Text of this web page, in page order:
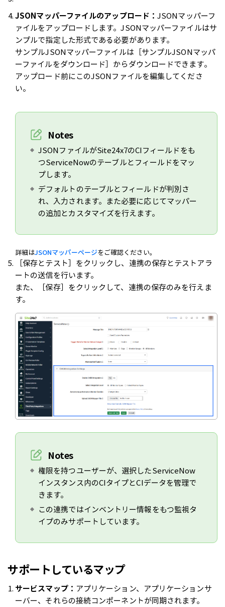
JSONマッパーファイルのアップロード： JSONマッパーフ
ァイルをアップロードします。JSONマッパーファイルはサ
ンプルで指定した形式である必要があります。
サンプルJSONマッパーファイルは［サンプルJSONマッパ
ーファイルをダウンロード］からダウンロードできます。
アップロード前にこのJSONファイルを編集してくださ
い。
Notes
JSONファイルがSite24x7のCIフィールドをも
つServiceNowのテーブルとフィールドをマッ
プします。
デフォルトのテーブルとフィールドが判別さ
れ、入力されます。また必要に応じてマッパー
の追加とカスタマイズを行えます。
詳細はJSONマッパーページをご確認ください。
［保存とテスト］をクリックし、連携の保存とテストアラ
ートの送信を行います。
また、［保存］をクリックして、連携の保存のみを行えま
す。
Notes
権限を持つユーザーが、選択したServiceNow
インスタンス内のCIタイプとCIデータを管理で
きます。
この連携ではインベントリー情報をもつ監視タ
イプのみサポートしています。
サポートしているマップ
サービスマップ： アプリケーション、アプリケーションサ
ーバー、それらの接続コンポーネントが同期されます。